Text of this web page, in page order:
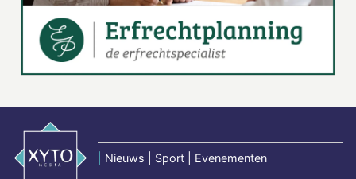
Nieuws | Sport | Evenementen